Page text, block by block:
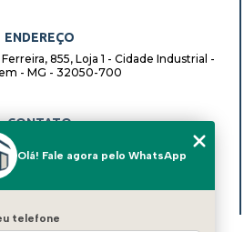
ENDEREÇO
855, Loja 1 - Cidade Industrial -
- MG - 32050-700
CONTATO
(31) 98862-8408
(31) 98862-8408
Olá! Fale agora pelo WhatsApp
telefone